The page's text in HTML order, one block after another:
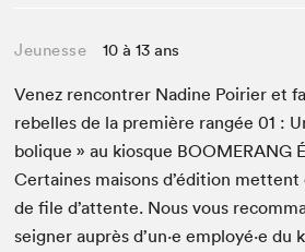
Jeunesse 10 à 13 ans
Venez ren­con­tr­er Nadine Poiri­er et
rebelles de la pre­mière rangée01 :
bolique » au kiosque BOOMERANG
Cer­taines maisons d’édi­tion
de file d’at­tente. Nous vous
seign­er auprès d’un·e employé·e du